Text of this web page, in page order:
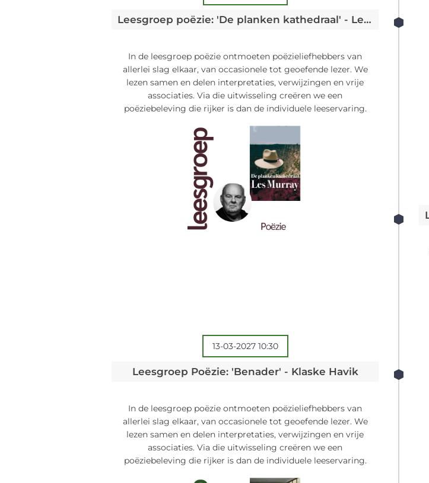
Leesgroep poëzie: 'De planken kathedraal' - Les Murray
In de leesgroep poëzie ontmoeten poëzieliefhebbers van
allerlei slag elkaar, van occasionele tot geoefende lezer. We
lezen samen en delen interpretaties, verwijzingen en vrije
associaties. Via die uitwisseling creëren we een
poëziebeleving die rijker is dan de individuele leeservaring.
13-03-2027 10:30
Leesgroep Poëzie: 'Benader' - Klaske Havik
In de leesgroep poëzie ontmoeten poëzieliefhebbers van
allerlei slag elkaar, van occasionele tot geoefende lezer. We
lezen samen en delen interpretaties, verwijzingen en vrije
associaties. Via die uitwisseling creëren we een
poëziebeleving die rijker is dan de individuele leeservaring.